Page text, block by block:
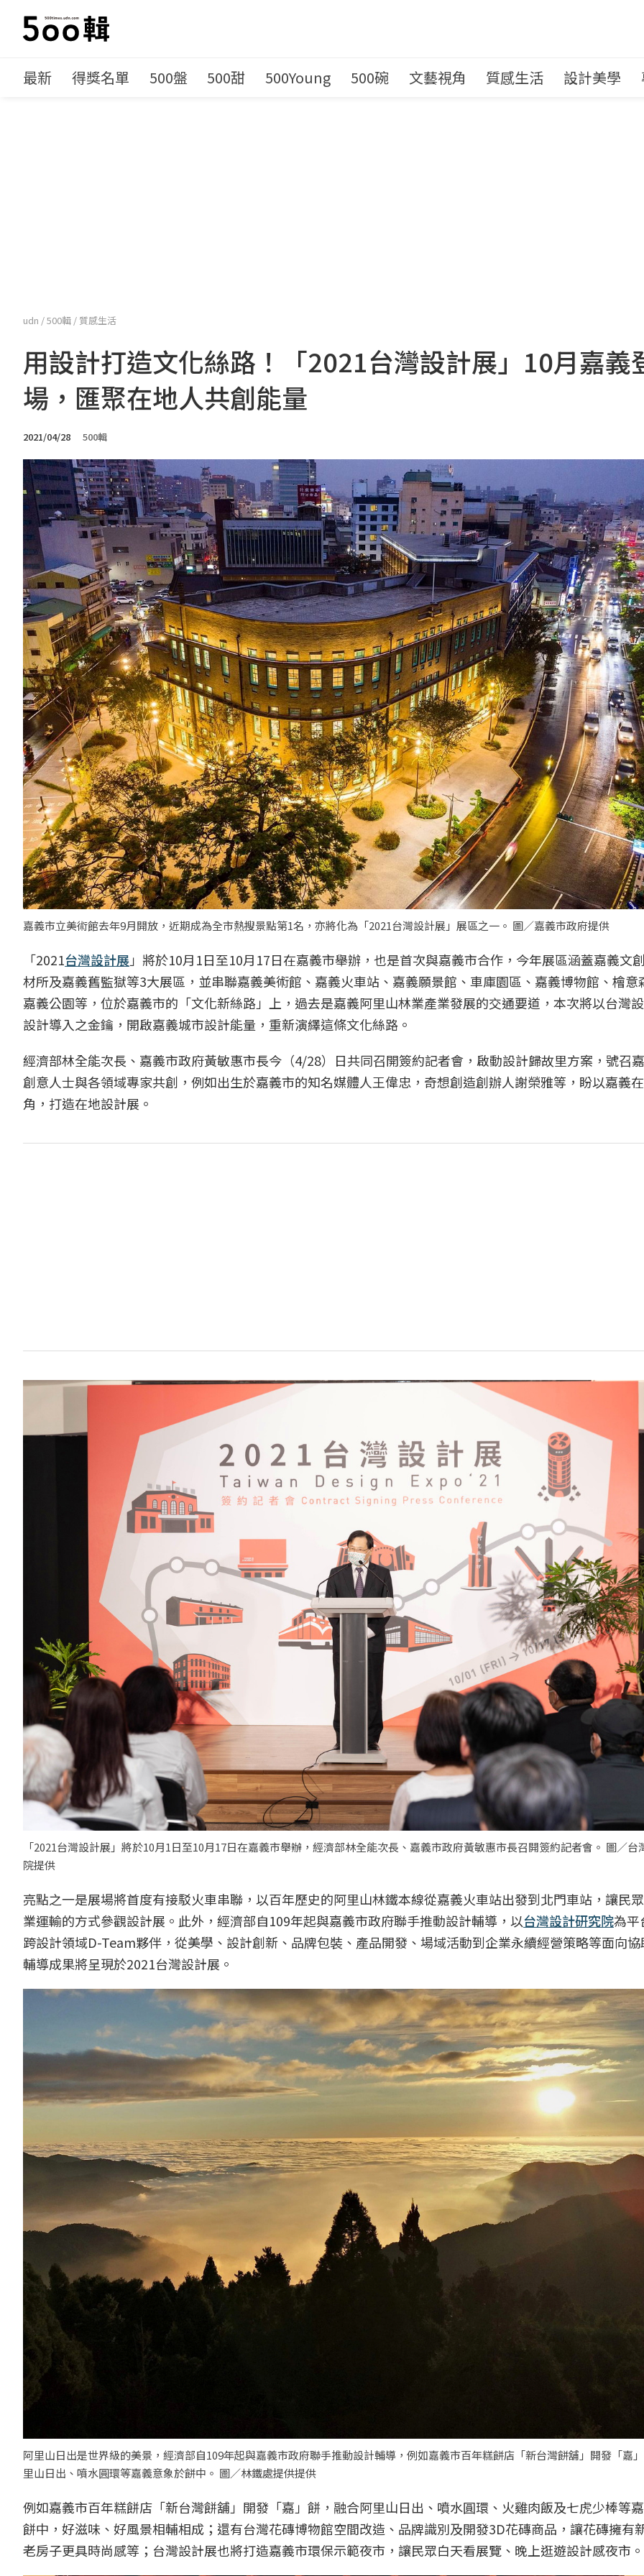
最新 得獎名單 500盤 500甜 500Young 500碗 文藝視角 質感生活 設計美學
udn /500輯 / 質感生活
用設計打造文化絲路！「2021台灣設計展」10月嘉義
場，匯聚在地人共創能量
2021/04/28 500輯
嘉義市立美術館去年9月開放，近期成為全市熱搜景點第1名，亦將化為「2021台灣設計展」展區之一。 圖／嘉義市政府提供
「2021台灣設計展」將於10月1日至10月17日在嘉義市舉辦，也是首次與嘉義市合作，今年展區涵蓋嘉義文
材所及嘉義舊監獄等3大展區，並串聯嘉義美術館、嘉義火車站、嘉義願景館、車庫園區、嘉義博物館、檜意
嘉義公園等，位於嘉義市的「文化新絲路」上，過去是嘉義阿里山林業產業發展的交通要道，本次將以台灣
設計導入之金鑰，開啟嘉義城市設計能量，重新演繹這條文化絲路。
經濟部林全能次長、嘉義市政府黃敏惠市長今（4/28）日共同召開簽約記者會，啟動設計歸故里方案，號召
創意人士與各領域專家共創，例如出生於嘉義市的知名媒體人王偉忠，奇想創造創辦人謝榮雅等，盼以嘉義
角，打造在地設計展。
「2021台灣設計展」將於10月1日至10月17日在嘉義市舉辦，經濟部林全能次長、嘉義市政府黃敏惠市長召開簽約記者會。 圖／台
院提供
亮點之一是展場將首度有接駁火車串聯，以百年歷史的阿里山林鐵本線從嘉義火車站出發到北門車站，讓民
業運輸的方式參觀設計展。此外，經濟部自109年起與嘉義市政府聯手推動設計輔導，以台灣設計研究院為平
跨設計領域D-Team夥伴，從美學、設計創新、品牌包裝、產品開發、場域活動到企業永續經營策略等面向
輔導成果將呈現於2021台灣設計展。
阿里山日出是世界級的美景，經濟部自109年起與嘉義市政府聯手推動設計輔導，例如嘉義市百年糕餅店「新台灣餅舖」開發「嘉
里山日出、噴水圓環等嘉義意象於餅中。 圖／林鐵處提供提供
例如嘉義市百年糕餅店「新台灣餅舖」開發「嘉」餅，融合阿里山日出、噴水圓環、火雞肉飯及七虎少棒等
餅中，好滋味、好風景相輔相成；還有台灣花磚博物館空間改造、品牌識別及開發3D花磚商品，讓花磚擁有
老房子更具時尚感等；台灣設計展也將打造嘉義市環保示範夜市，讓民眾白天看展覽、晚上逛遊設計感夜市。